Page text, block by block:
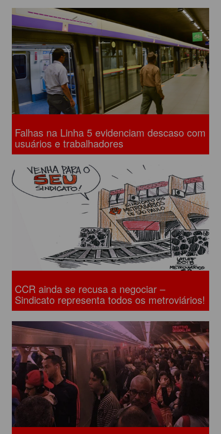
Falhas na Linha 5 evidenciam descaso com
usuários e trabalhadores
CCR ainda se recusa a negociar –
Sindicato representa todos os metroviários!